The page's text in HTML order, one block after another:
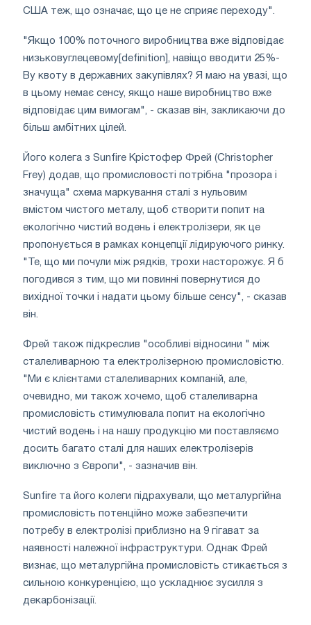
США теж, що означає, що це не сприяє переходу".
"Якщо 100% поточного виробництва вже відповідає
низьковуглецевому[definition], навіщо вводити 25%-
Ву квоту в державних закупівлях? Я маю на увазі, що
в цьому немає сенсу, якщо наше виробництво вже
відповідає цим вимогам", - сказав він, закликаючи до
більш амбітних цілей.
Його колега з Sunfire Крістофер Фрей (Christopher
Frey) додав, що промисловості потрібна "прозора і
значуща" схема маркування сталі з нульовим
вмістом чистого металу, щоб створити попит на
екологічно чистий водень і електролізери, як це
пропонується в рамках концепції лідируючого ринку.
"Те, що ми почули між рядків, трохи насторожує. Я б
погодився з тим, що ми повинні повернутися до
вихідної точки і надати цьому більше сенсу", - сказав
він.
Фрей також підкреслив "особливі відносини " між
сталеливарною та електролізерною промисловістю.
"Ми є клієнтами сталеливарних компаній, але,
очевидно, ми також хочемо, щоб сталеливарна
промисловість стимулювала попит на екологічно
чистий водень і на нашу продукцію ми поставляємо
досить багато сталі для наших електролізерів
виключно з Європи", - зазначив він.
Sunfire та його колеги підрахували, що металургійна
промисловість потенційно може забезпечити
потребу в електролізі приблизно на 9 гігават за
наявності належної інфраструктури. Однак Фрей
визнає, що металургійна промисловість стикається з
сильною конкуренцією, що ускладнює зусилля з
декарбонізації.